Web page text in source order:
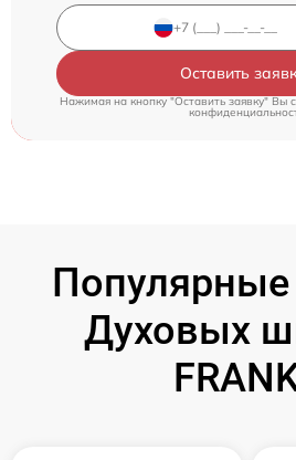
Оставить
Нажимая на кнопку "Оставить заявку" Вы
Духовых